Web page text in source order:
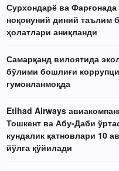
Сурхондарё ва Фарғонада
ноқонуний диний таълим
ҳолатлари аниқланди
Самарқанд вилоятида
бўлими бошлиғи
гумонланмоқда
Etihad Airways
Тошкент ва Абу-Даби
кундалик қатновлари 10
йўлга қўйилади